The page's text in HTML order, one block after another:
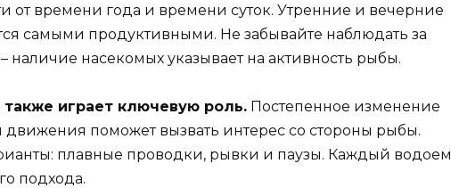
от времени года и времени суток. Утренние и вечерние
самыми продуктивными. Не забывайте наблюдать за
насекомых указывает на активность рыбы.
играет ключевую роль. Постепенное изменение
движения поможет вызвать интерес со стороны рыбы.
плавные проводки, рывки и паузы. Каждый водоем
подхода.